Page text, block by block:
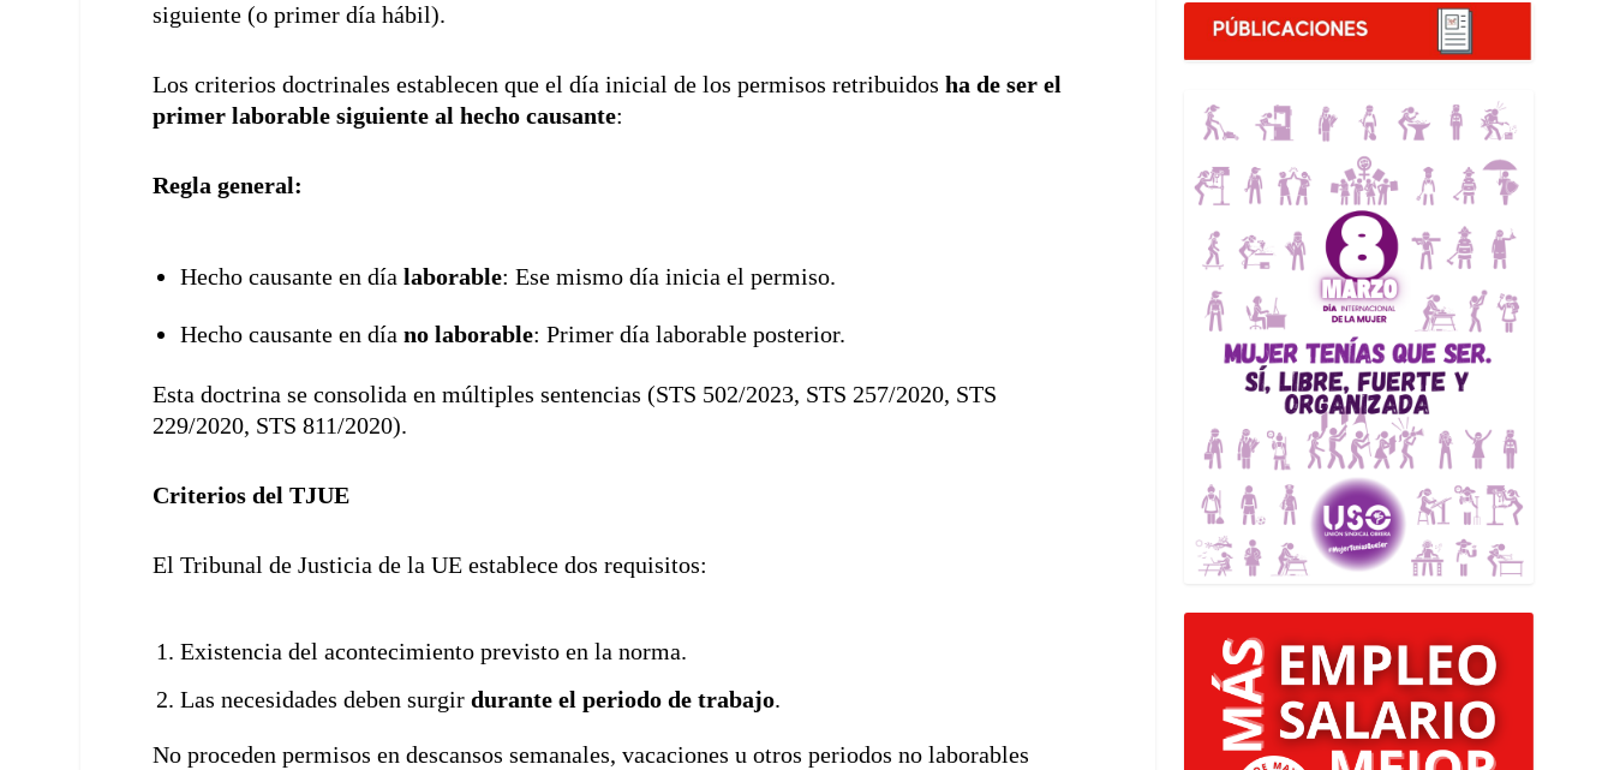
siguiente (o primer día hábil).
Los criterios doctrinales establecen que el día inicial de los permisos retribuidosha de ser el
primer laborable siguiente al hecho causante:
Regla general:
Hecho causante en díalaborable: Ese mismo día inicia el permiso.
Hecho causante en díano laborable: Primer día laborable posterior.
Esta doctrina se consolida en múltiples sentencias (STS 502/2023, STS 257/2020, STS
229/2020, STS 811/2020).
Criterios del TJUE
El Tribunal de Justicia de la UE establece dos requisitos:
Existencia del acontecimiento previsto en la norma.
Las necesidades deben surgirdurante el periodo de trabajo.
No proceden permisos en descansos semanales, vacaciones u otros periodos no laborables